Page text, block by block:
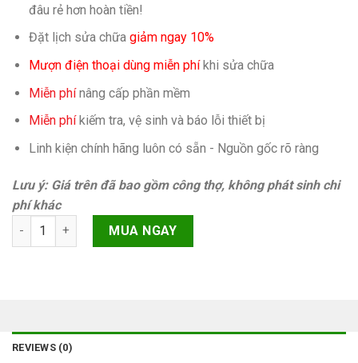
đâu rẻ hơn hoàn tiền!
Đặt lịch sửa chữa giảm ngay 10%
Mượn điện thoại dùng miễn phíkhi sửa chữa
Miễn phínâng cấp phần mềm
Miễn phíkiếm tra, vệ sinh và báo lỗi thiết bị
Linh kiện chính hãng luôn có sẵn - Nguồn gốc rõ ràng
Lưu ý: Giá trên đã bao gồm công thợ, không phát sinh chi
phí khác
Mất sóng iPhone 6s Chính hãng quantity
MUA NGAY
REVIEWS (0)